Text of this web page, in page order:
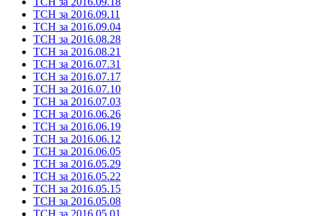
ТСН за 2016.09.11
ТСН за 2016.09.04
ТСН за 2016.08.28
ТСН за 2016.08.21
ТСН за 2016.07.31
ТСН за 2016.07.17
ТСН за 2016.07.10
ТСН за 2016.07.03
ТСН за 2016.06.26
ТСН за 2016.06.19
ТСН за 2016.06.12
ТСН за 2016.06.05
ТСН за 2016.05.29
ТСН за 2016.05.22
ТСН за 2016.05.15
ТСН за 2016.05.08
ТСН за 2016.05.01